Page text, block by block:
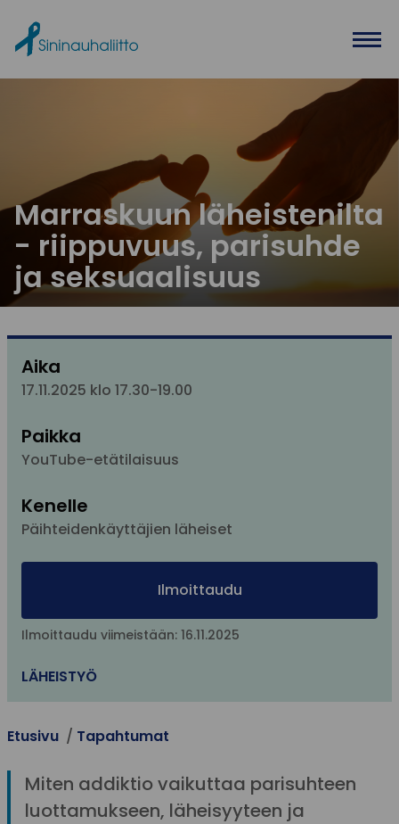
Marraskuun läheistenilta
- riippuvuus, parisuhde
ja seksuaalisuus
Aika
17.11.2025 klo 17.30-19.00
Paikka
YouTube-etätilaisuus
Kenelle
Päihteidenkäyttäjien läheiset
Ilmoittaudu
Ilmoittaudu viimeistään: 16.11.2025
LÄHEISTYÖ
Etusivu Tapahtumat
Miten addiktio vaikuttaa parisuhteen
luottamukseen, läheisyyteen ja